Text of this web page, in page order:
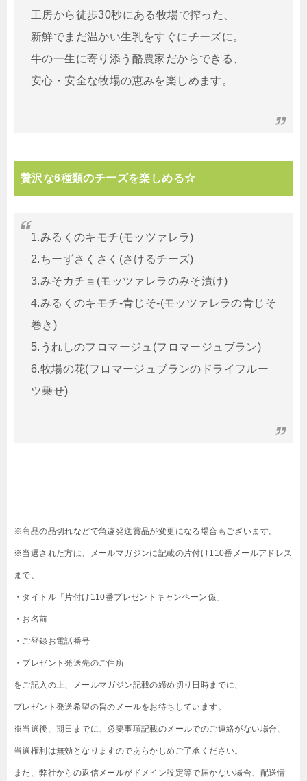
工房から徒歩30秒にある牧場で搾った、
新鮮でまだ温かい生乳をすぐにチーズに。
牛の一生に寄り添う酪農家だからできる、
安心・安全な牧場の恵みを楽しめます。
贅沢な6種類のチーズを楽しめる☆
1.みるくのキモチ(モッツァレラ)
2.ちーずさくさく(さけるチーズ)
3.みそカチョ(モッツァレラのみそ漬け)
4.みるくのキモチ‐青じそ‐(モッツァレラの青じそ
巻き)
5.うれしのフロマージュ(フロマージュブラン)
6.牧場の花(フロマージュブランのドライフルー
ツ乗せ)
※商品の品切れなどで急遽発送賞品が変更になる場合もございます。
※当選された方は、メールマガジンに記載の片付け110番メールアドレス
まで、
・タイトル「片付け110番プレゼントキャンペーン係」
・お名前
・ご登録お電話番号
・プレゼント発送先のご住所
をご記入の上、メールマガジン記載の締め切り日時までに、
プレゼント発送希望の旨のメールをお待ちしています。
※当選後、期日までに、必要事項記載のメールでのご連絡がない場合、
当選権利は無効となりますのであらかじめご了承ください。
また、弊社からの返信メールがドメイン設定等で届かない場合、配送情